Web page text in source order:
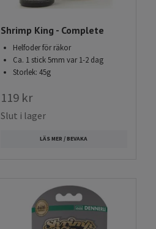
Shrimp King - Complete
Helfoder för räkor
Ca. 1 stick 5mm var 1-2 dag
Storlek: 45g
119 kr
Slut i lager
LÄS MER / BEVAKA